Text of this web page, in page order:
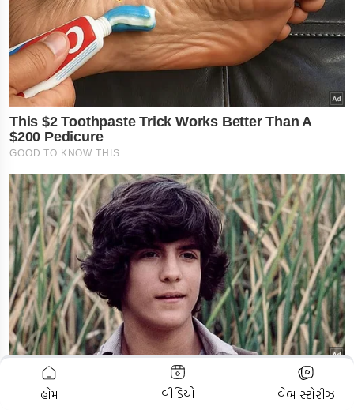
ADVERTISEMENT
હોમ વીડિયો વેબ સ્ટોરીઝ